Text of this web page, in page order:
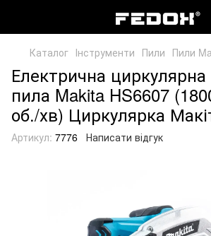
Каталог Інструменти Пили Пили
Електрична
пила Makita HS6607
об./хв) Циркулярка
Артикул: 7776 Написати відгук